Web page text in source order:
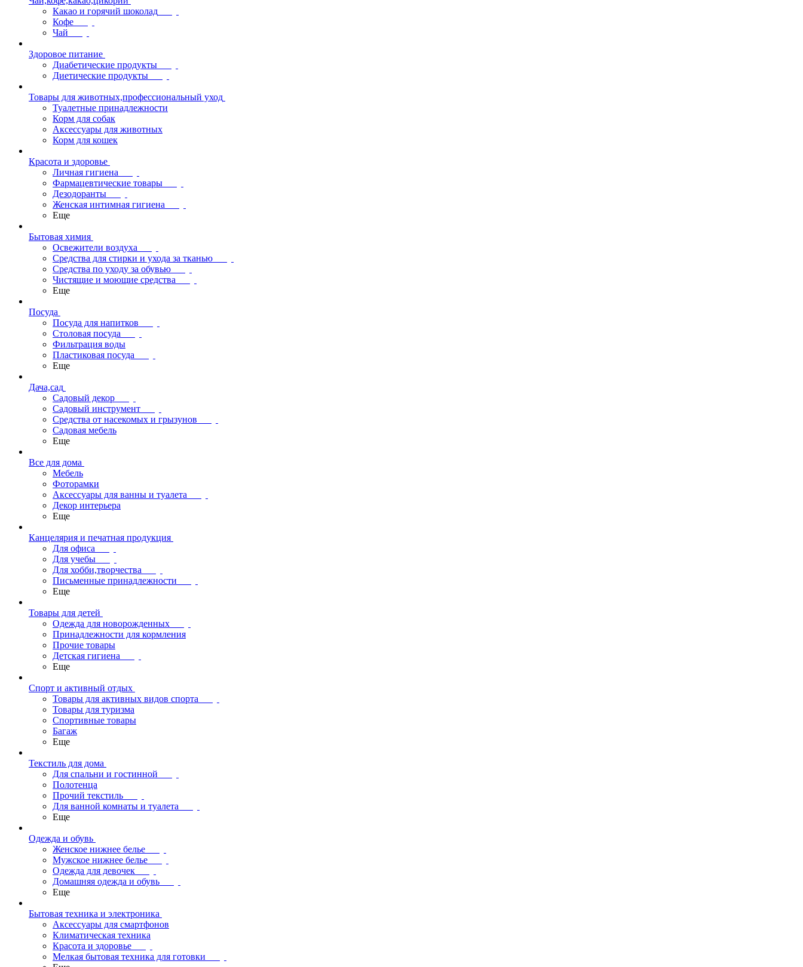
Какао и горячий шоколад
Кофе
Чай
Здоровое питание
Диабетические продукты
Диетические продукты
Товары для животных,профессиональный уход
Туалетные принадлежности
Корм для собак
Аксессуары для животных
Корм для кошек
Красота и здоровье
Личная гигиена
Фармацевтические товары
Дезодоранты
Женская интимная гигиена
Еще
Бытовая химия
Освежители воздуха
Средства для стирки и ухода за тканью
Средства по уходу за обувью
Чистящие и моющие средства
Еще
Посуда
Посуда для напитков
Столовая посуда
Фильтрация воды
Пластиковая посуда
Еще
Дача,сад
Садовый декор
Садовый инструмент
Средства от насекомых и грызунов
Садовая мебель
Еще
Все для дома
Мебель
Фоторамки
Аксессуары для ванны и туалета
Декор интерьера
Еще
Канцелярия и печатная продукция
Для офиса
Для учебы
Для хобби,творчества
Письменные принадлежности
Еще
Товары для детей
Одежда для новорожденных
Принадлежности для кормления
Прочие товары
Детская гигиена
Еще
Спорт и активный отдых
Товары для активных видов спорта
Товары для туризма
Спортивные товары
Багаж
Еще
Текстиль для дома
Для спальни и гостинной
Полотенца
Прочий текстиль
Для ванной комнаты и туалета
Еще
Одежда и обувь
Женское нижнее белье
Мужское нижнее белье
Одежда для девочек
Домашняя одежда и обувь
Еще
Бытовая техника и электроника
Аксессуары для смартфонов
Климатическая техника
Красота и здоровье
Мелкая бытовая техника для готовки